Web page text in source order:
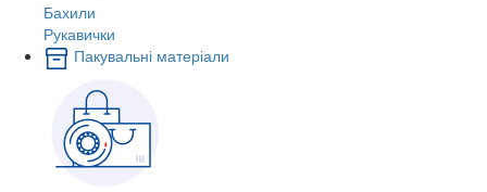
Бахили
Рукавички
Пакувальні матеріали